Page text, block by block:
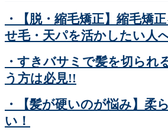
・【脱・縮毛矯正】縮毛矯
せ毛・天パを活かしたい人
・すきバサミで髪を切ら
う方は必見!!
・【髪が硬いのが悩み】柔
い！